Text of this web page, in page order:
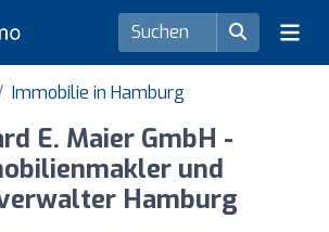
Immobilie in Hamburg
E. Maier GmbH -
und
Hamburg